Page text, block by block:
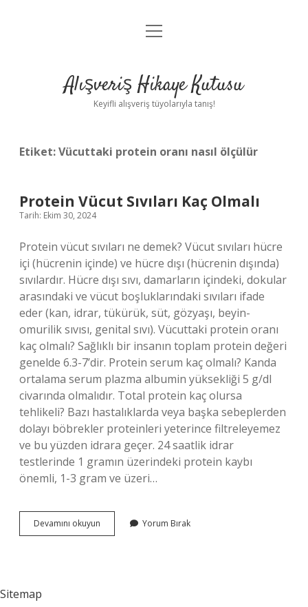
Anasayfa
Yasal Uyarı
menüyü
Alışveriş Hikaye Kutusu
Keyifli alışveriş tüyolarıyla tanış!
Etiket:Vücuttaki protein oranı nasıl ölçülür
Protein Vücut Sıvıları Kaç Olmalı
Tarih: Ekim 30, 2024
Protein vücut sıvıları ne demek? Vücut sıvıları hücre
içi (hücrenin içinde) ve hücre dışı (hücrenin dışında)
sıvılardır. Hücre dışı sıvı, damarların içindeki, dokular
arasındaki ve vücut boşluklarındaki sıvıları ifade
eder (kan, idrar, tükürük, süt, gözyaşı, beyin-
omurilik sıvısı, genital sıvı). Vücuttaki protein oranı
kaç olmalı? Sağlıklı bir insanın toplam protein değeri
genelde 6.3-7’dir. Protein serum kaç olmalı? Kanda
ortalama serum plazma albumin yüksekliği 5 g/dl
civarında olmalıdır. Total protein kaç olursa
tehlikeli? Bazı hastalıklarda veya başka sebeplerden
dolayı böbrekler proteinleri yeterince filtreleyemez
ve bu yüzden idrara geçer. 24 saatlik idrar
testlerinde 1 gramın üzerindeki protein kaybı
önemli, 1-3 gram ve üzeri…
Devamını okuyun
Vücut
Yorum Bırak
Sitemap